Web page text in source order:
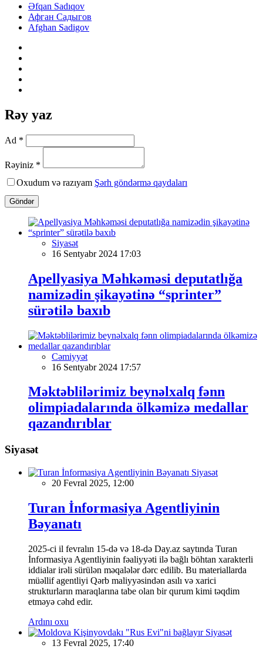
Əfqan Sadıqov
Афган Садыгов
Afghan Sadigov
Rəy yaz
Ad *
Rəyiniz *
Oxudum və razıyam Şərh göndərmə qaydaları
Göndər
Siyasət
16 Sentyabr 2024 17:03
Apellyasiya Məhkəməsi deputatlığa
namizədin şikayətinə “sprinter”
sürətilə baxıb
Cəmiyyət
16 Sentyabr 2024 17:57
Məktəblilərimiz beynəlxalq fənn
olimpiadalarında ölkəmizə medallar
qazandırıblar
Siyasət
Siyasət
20 Fevral 2025, 12:00
Turan İnformasiya Agentliyinin
Bəyanatı
2025-ci il fevralın 15-də və 18-də Day.az saytında Turan
İnformasiya Agentliyinin fəaliyyəti ilə bağlı böhtan xarakterli
iddialar irəli sürülən məqalələr dərc edilib. Bu materiallarda
müəllif agentliyi Qərb maliyyəsindən asılı və xarici
strukturların maraqlarına tabe olan bir qurum kimi təqdim
etməyə cəhd edir.
Ardını oxu
Siyasət
13 Fevral 2025, 17:40